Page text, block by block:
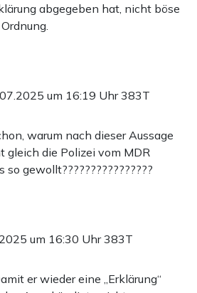
abgegeben hat, nicht böse
um 16:19 Uhr383T
warum nach dieser Aussage
gleich die Polizei vom MDR
gewollt????????????????
um 16:30 Uhr383T
er wieder eine „Erklärung“